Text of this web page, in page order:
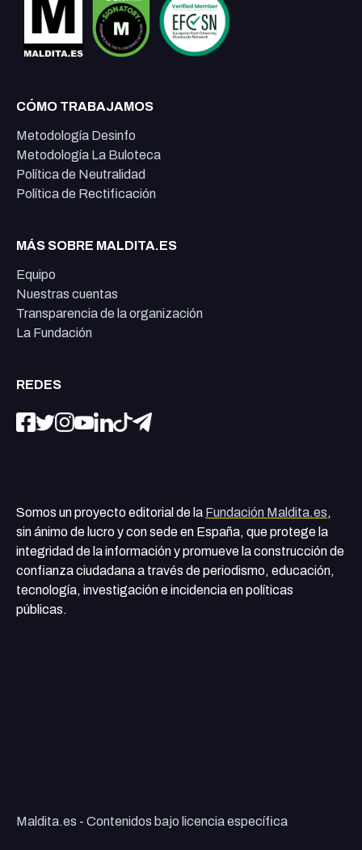
CÓMO TRABAJAMOS
Metodología Desinfo
Metodología La Buloteca
Política de Neutralidad
Política de Rectificación
MÁS SOBRE MALDITA.ES
Equipo
Nuestras cuentas
Transparencia de la organización
La Fundación
REDES
Somos un proyecto editorial de la Fundación Maldita.es,
sin ánimo de lucro y con sede en España, que protege la
integridad de la información y promueve la construcción de
confianza ciudadana a través de periodismo, educación,
tecnología, investigación e incidencia en políticas
públicas.
Maldita.es - Contenidos bajo licencia específica